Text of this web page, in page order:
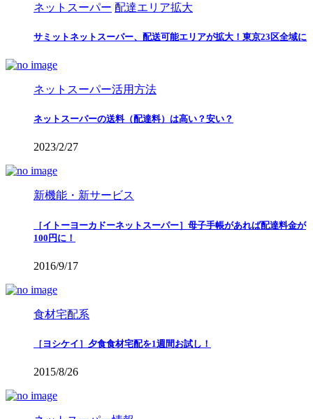
ネットスーパー 配達エリア拡大
サミットネットスーパー、配送可能エリアが拡大！東京23区全域に
ネットスーパー活用方法
ネットスーパーの送料（配達料）は高い？安い？
2023/2/27
新機能・新サービス
［イトーヨーカドーネットスーパー］母子手帳があれば配達料金が
100円に！
2016/9/17
食材宅配系
［ヨシケイ］夕食食材宅配を1週間お試し！
2015/8/26